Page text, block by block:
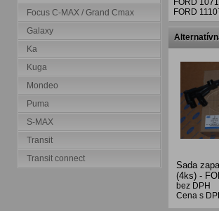
Focus C-MAX / Grand Cmax
Galaxy
Ka
Kuga
Mondeo
Puma
S-MAX
Transit
Transit connect
FORD
FORD
Sada
(4ks) -
bez DPH
Cena s